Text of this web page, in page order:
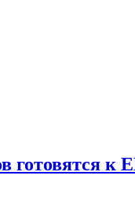
готовятся к